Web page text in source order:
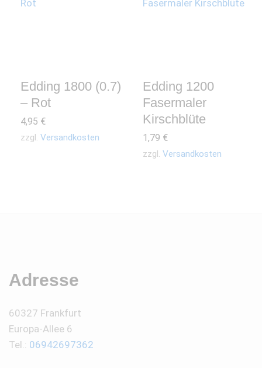
Edding 1800 (0.7)
– Rot
4,95 €
zzgl. Versandkosten
Edding 1200
Fasermaler
Kirschblüte
1,79 €
zzgl. Versandkosten
Adresse
60327 Frankfurt
Europa-Allee 6
Tel.: 06942697362